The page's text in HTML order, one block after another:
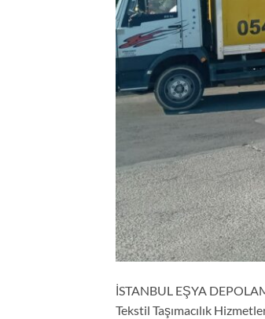
İSTANBUL EŞYA
Tekstil Taşımacılık